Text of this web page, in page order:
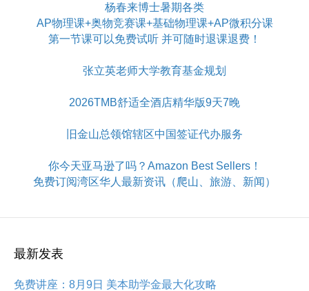
杨春来博士暑期各类
AP物理课+奥物竞赛课+基础物理课+AP微积分课
第一节课可以免费试听 并可随时退课退费！
张立英老师大学教育基金规划
2026TMB舒适全酒店精华版9天7晚
旧金山总领馆辖区中国签证代办服务
你今天亚马逊了吗？Amazon Best Sellers！
免费订阅湾区华人最新资讯（爬山、旅游、新闻）
最新发表
免费讲座：8月9日 美本助学金最大化攻略